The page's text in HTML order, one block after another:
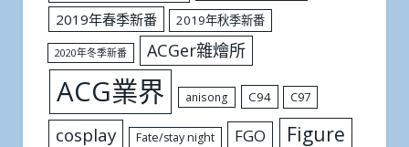
2019年春季新番
2019年秋季新番
2020年冬季新番 ACGer雜燴所
ACG業界 anisong C94 C97
cosplay Fate/stay night FGO Figure